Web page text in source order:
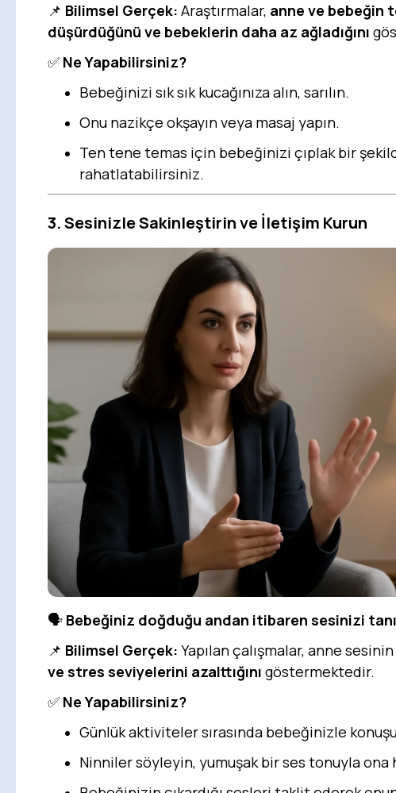
📌 Bilimsel Gerçek: Araştırmalar, anne ve bebeğin
düşürdüğünü ve bebeklerin daha az ağladığını
✅ Ne Yapabilirsiniz?
Bebeğinizi sık sık kucağınıza alın, sarılın.
Onu nazikçe okşayın veya masaj yapın.
Ten tene temas için bebeğinizi çıplak bir
rahatlatabilirsiniz.
3. Sesinizle Sakinleştirin ve İletişim Kurun
🗣️ Bebeğiniz doğduğu andan itibaren sesinizi
📌 Bilimsel Gerçek: Yapılan çalışmalar, anne
ve stres seviyelerini azalttığını göstermektedir.
✅ Ne Yapabilirsiniz?
Günlük aktiviteler sırasında bebeğinizle
Ninniler söyleyin, yumuşak bir ses tonuyla ona